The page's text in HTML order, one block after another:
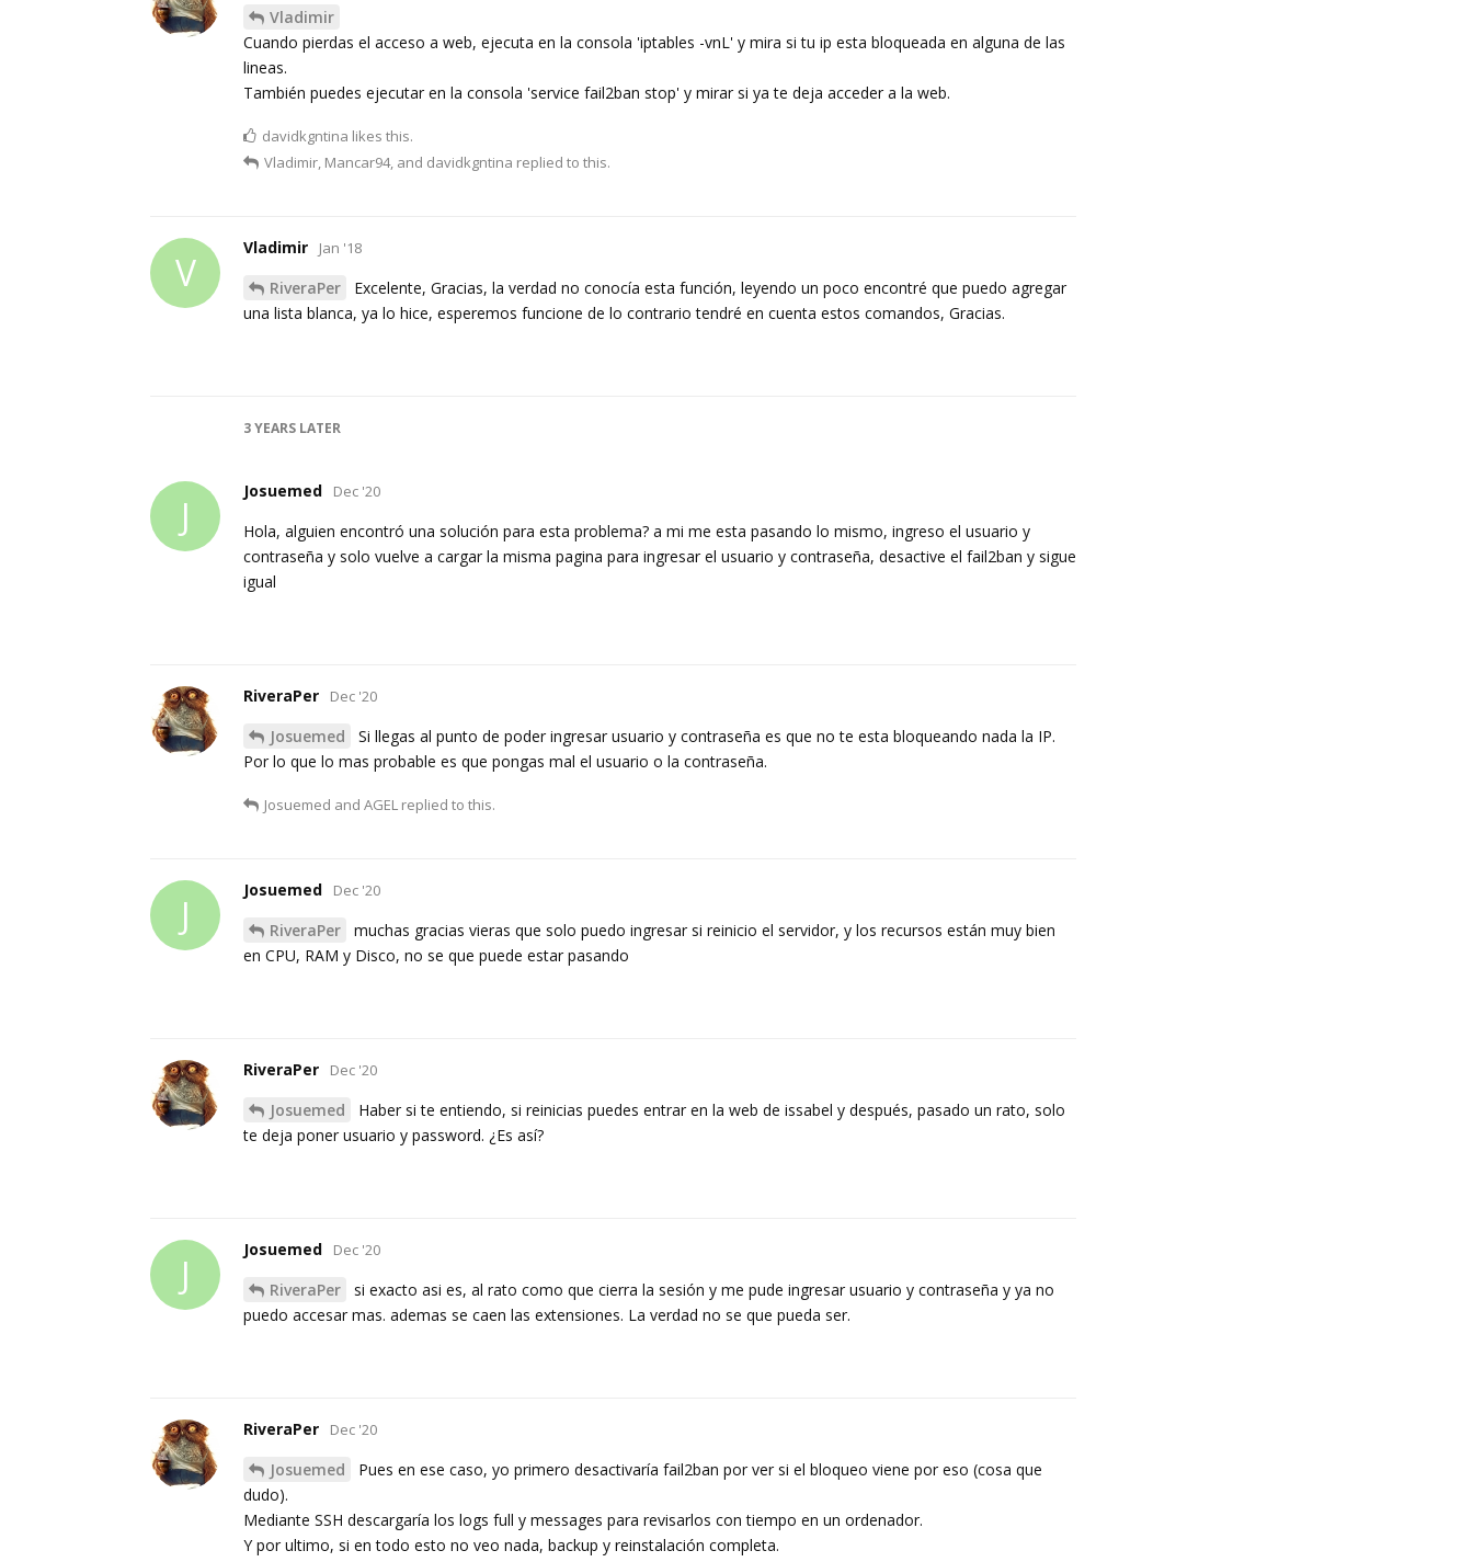
Vladimir
Cuando pierdas el acceso a web, ejecuta en la consola 'iptables -vnL' y mira si tu ip esta bloqueada en alguna de las
lineas.
También puedes ejecutar en la consola 'service fail2ban stop' y mirar si ya te deja acceder a la web.
davidkgntina likes this.
Vladimir, Mancar94, and davidkgntina replied to this.
V
Vladimir Jan '18
RiveraPer
Excelente, Gracias, la verdad no conocía esta función, leyendo un poco encontré que puedo agregar
una lista blanca, ya lo hice, esperemos funcione de lo contrario tendré en cuenta estos comandos, Gracias.
3 YEARS LATER
J
Josuemed Dec '20
Hola, alguien encontró una solución para esta problema? a mi me esta pasando lo mismo, ingreso el usuario y
contraseña y solo vuelve a cargar la misma pagina para ingresar el usuario y contraseña, desactive el fail2ban y sigue
igual
RiveraPer Dec '20
Josuemed
Si llegas al punto de poder ingresar usuario y contraseña es que no te esta bloqueando nada la IP.
Por lo que lo mas probable es que pongas mal el usuario o la contraseña.
Josuemed and AGEL replied to this.
J
Josuemed Dec '20
RiveraPer
muchas gracias vieras que solo puedo ingresar si reinicio el servidor, y los recursos están muy bien
en CPU, RAM y Disco, no se que puede estar pasando
RiveraPer Dec '20
Josuemed
Haber si te entiendo, si reinicias puedes entrar en la web de issabel y después, pasado un rato, solo
te deja poner usuario y password. ¿Es así?
J
Josuemed Dec '20
RiveraPer
si exacto asi es, al rato como que cierra la sesión y me pude ingresar usuario y contraseña y ya no
puedo accesar mas. ademas se caen las extensiones. La verdad no se que pueda ser.
RiveraPer Dec '20
Josuemed
Pues en ese caso, yo primero desactivaría fail2ban por ver si el bloqueo viene por eso (cosa que
dudo).
Mediante SSH descargaría los logs full y messages para revisarlos con tiempo en un ordenador.
Y por ultimo, si en todo esto no veo nada, backup y reinstalación completa.